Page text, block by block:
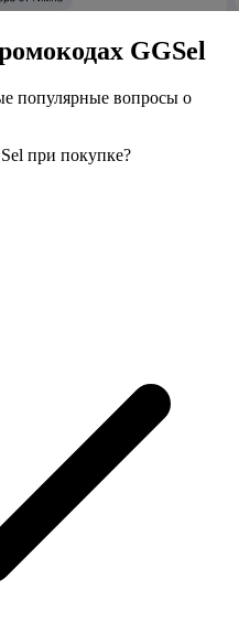
GGSel
популярные вопросы о
при покупке?